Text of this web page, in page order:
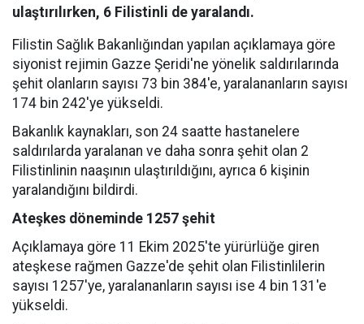
ulaştırılırken, 6 Filistinli de yaralandı.
Filistin Sağlık Bakanlığından yapılan açıklamaya göre
siyonist rejimin Gazze Şeridi'ne yönelik saldırılarında
şehit olanların sayısı 73 bin 384'e, yaralananların sayısı
174 bin 242'ye yükseldi.
Bakanlık kaynakları, son 24 saatte hastanelere
saldırılarda yaralanan ve daha sonra şehit olan 2
Filistinlinin naaşının ulaştırıldığını, ayrıca 6 kişinin
yaralandığını bildirdi.
Ateşkes döneminde 1257 şehit
Açıklamaya göre 11 Ekim 2025'te yürürlüğe giren
ateşkese rağmen Gazze'de şehit olan Filistinlilerin
sayısı 1257'ye, yaralananların sayısı ise 4 bin 131'e
yükseldi.